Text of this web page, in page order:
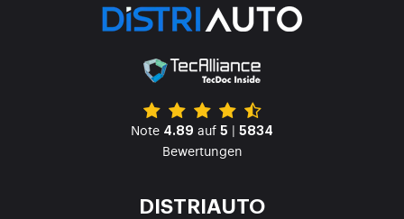
Note 4.89 auf 5 | 5834
Bewertungen
DISTRIAUTO